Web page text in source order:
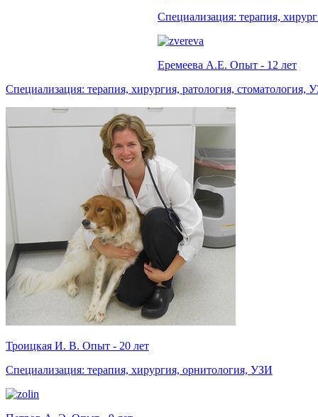
Специализация: терапия,
Еремеева А.Е. Опыт - 12 лет
Специализация: терапия, хирургия, ратология, стоматология,
Троицкая И. В. Опыт - 20 лет
Специализация: терапия, хирургия, орнитология, УЗИ